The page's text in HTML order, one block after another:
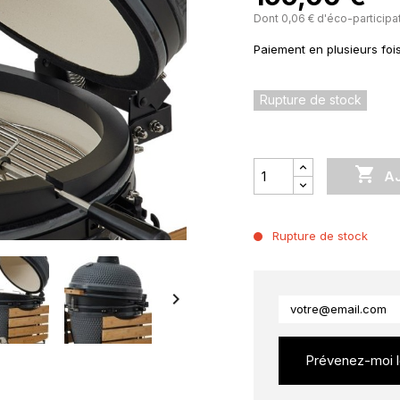

Dont 0,06 € d'éco-
Paiement en plusieurs
Rupture de stock

Rupture de stock
Prévenez-moi